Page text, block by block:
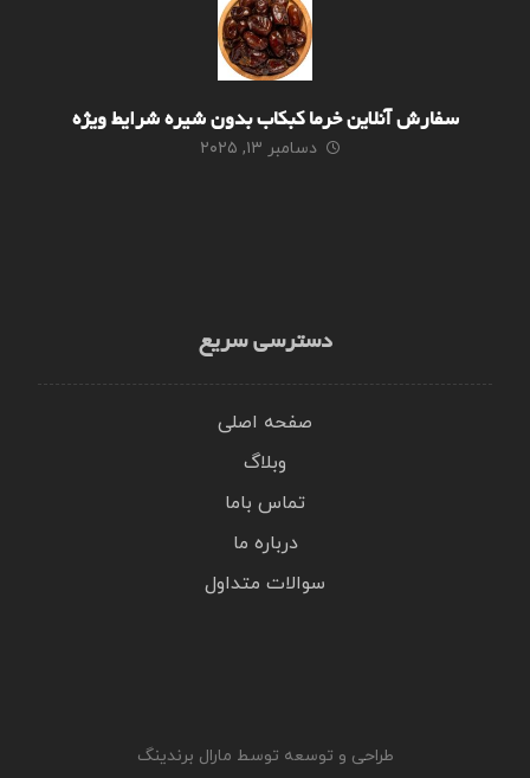
سفارش آنلاین خرما کبکاب بدون شیره شرایط ویژه
دسامبر ۱۳, ۲۰۲۵
دسترسی سریع
صفحه اصلی
وبلاگ
تماس باما
درباره ما
سوالات متداول
طراحی و توسعه توسط مارال برندینگ